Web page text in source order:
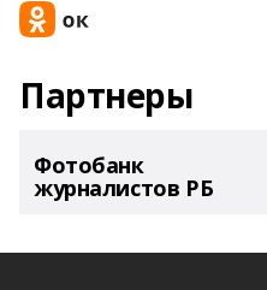
Партнеры
Фотобанк
журналистов РБ